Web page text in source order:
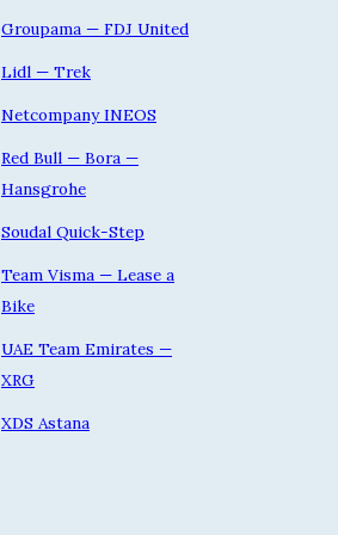
Groupama — FDJ United
Lidl — Trek
Netcompany INEOS
Red Bull — Bora —
Hansgrohe
Soudal Quick-Step
Team Visma — Lease a
Bike
UAE Team Emirates —
XRG
XDS Astana